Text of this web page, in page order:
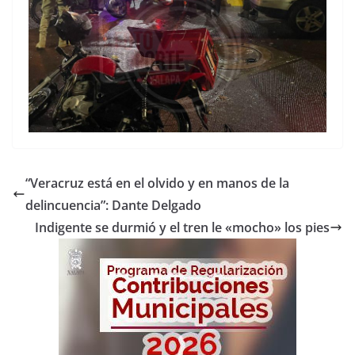
“Veracruz está en el olvido y en manos de la
delincuencia”: Dante Delgado
Indigente se durmió y el tren le «mocho» los pies